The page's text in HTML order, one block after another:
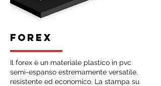
FOREX
Il forex è un materiale plastico in pvc
semi-espanso estremamente versatile,
resistente ed economico. La stampa su